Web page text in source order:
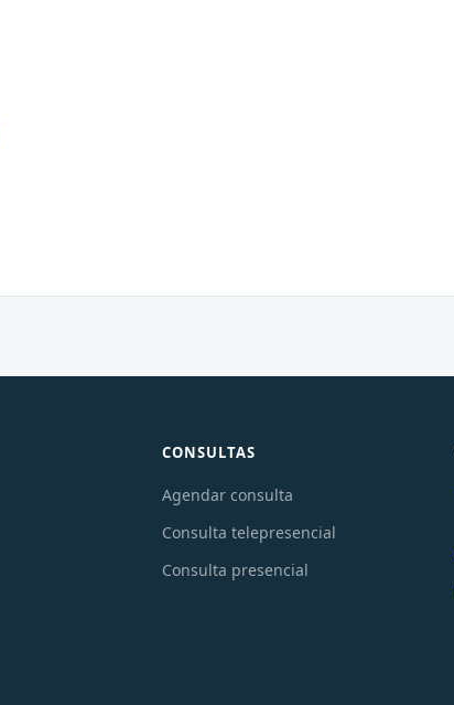
CONSULTAS
Agendar consulta
Consulta telepresencial
Consulta presencial